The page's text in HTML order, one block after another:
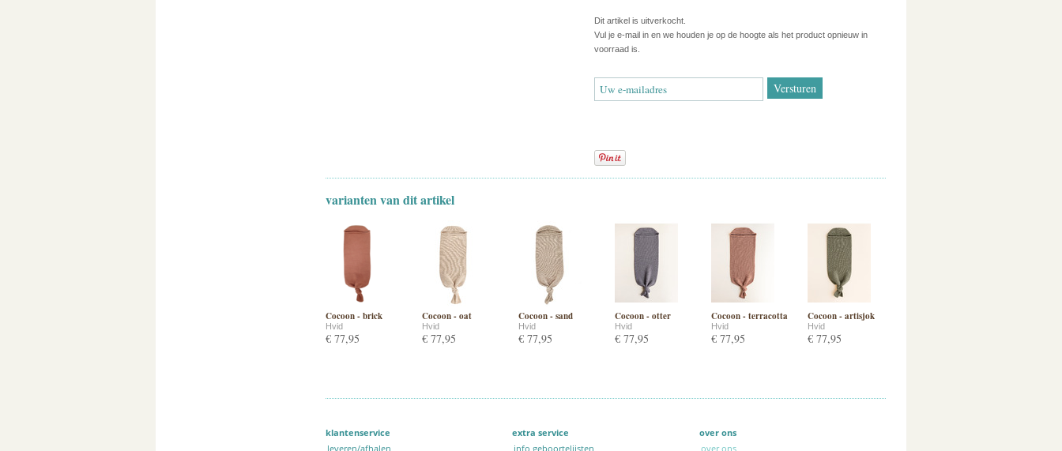
Dit artikel is uitverkocht.
Vul je e-mail in en we houden je op de hoogte als het product opnieuw in
voorraad is.
varianten van dit artikel
Cocoon - brick
Hvid
€ 77,95
Cocoon - oat
Hvid
€ 77,95
Cocoon - sand
Hvid
€ 77,95
Cocoon - otter
Hvid
€ 77,95
Cocoon - terracotta
Hvid
€ 77,95
Cocoon - artisjok
Hvid
€ 77,95
klantenservice extra service
over ons
leveren/afhalen
info geboortelijsten over ons